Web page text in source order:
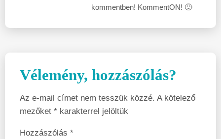
kommentben! KommentON! 🙂
Vélemény, hozzászólás?
Az e-mail címet nem tesszük közzé. A kötelező
mezőket * karakterrel jelöltük
Hozzászólás *